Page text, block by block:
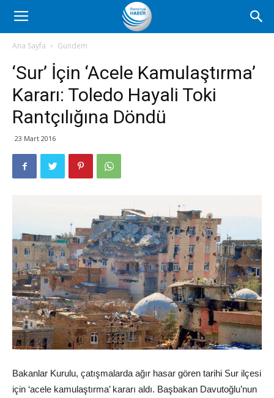
Romanya
Haber
Ana Sayfa Gündem
‘Sur’ İçin ‘Acele Kamulaştırma’
Kararı: Toledo Hayali Toki
Rantçılığına Döndü
23 Mart 2016
Bakanlar Kurulu, çatışmalarda ağır hasar gören tarihi Sur ilçesi
için ‘acele kamulaştırma’ kararı aldı. Başbakan Davutoğlu’nun